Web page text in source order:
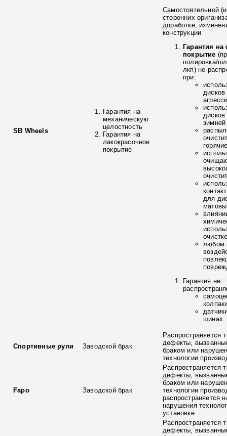
SB Wheels
Гарантия на
механическую
целостность
Гарантия на
лакокрасочное
покрытие
Самостоятельной
сторонних
доработке,
конструкции
Гарантия
покрытие
полировка/
лкп) не
при:
зимней
для
любом
Гарантия не
шинах
Спортивные рули Заводской брак
Распространяется
дефекты,
браком или
технологии
Fapo Заводской брак
Распространяется
дефекты,
браком или
технологии
распространяется
нарушения
установке.
Распространяется
дефекты,